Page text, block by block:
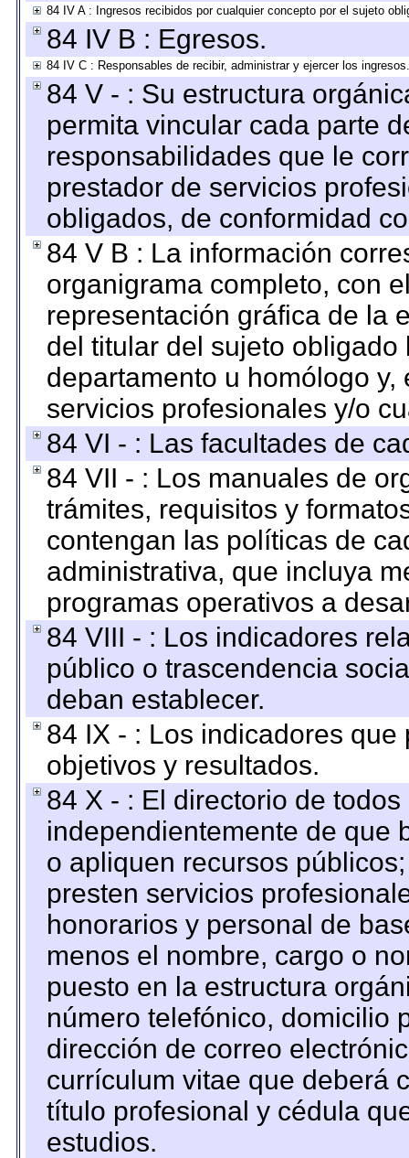
84 IV A : Ingresos recibidos por cualquier concepto por el sujeto
84 IV B : Egresos.
84 IV C : Responsables de recibir, administrar y ejercer los ingresos.
84 V - : Su estructura
permita vincular cada parte
responsabilidades que le
prestador de servicios
obligados, de conformidad
84 V B : La información
organigrama completo, con
representación gráfica de la
del titular del sujeto
departamento u homólogo
servicios profesionales y/o
84 VI - : Las facultades de
84 VII - : Los manuales de
trámites, requisitos y
contengan las políticas de
administrativa, que incluya
programas operativos a
84 VIII - : Los indicadores
público o trascendencia
deban establecer.
84 IX - : Los indicadores
objetivos y resultados.
84 X - : El directorio de
independientemente de que
o apliquen recursos
presten servicios
honorarios y personal de
menos el nombre, cargo o
puesto en la estructura
número telefónico, domicilio
dirección de correo
currículum vitae que deberá
título profesional y cédula
estudios.